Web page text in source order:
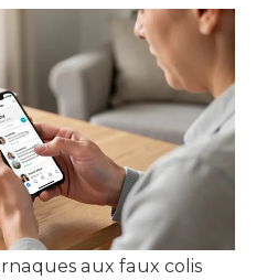
aux faux colis